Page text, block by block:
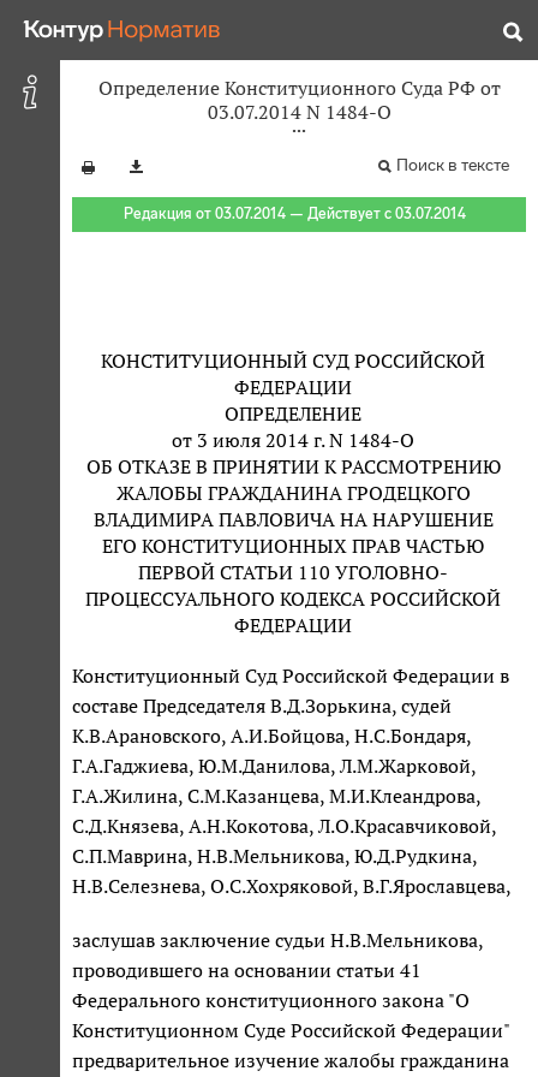
Определение Конституционного Суда РФ от
03.07.2014 N 1484-О
Поиск в тексте
Редакция от 03.07.2014 — Действует с 03.07.2014
КОНСТИТУЦИОННЫЙ СУД РОССИЙСКОЙ
ФЕДЕРАЦИИ
ОПРЕДЕЛЕНИЕ
от 3 июля 2014 г. N 1484-О
ОБ ОТКАЗЕ В ПРИНЯТИИ К РАССМОТРЕНИЮ
ЖАЛОБЫ ГРАЖДАНИНА ГРОДЕЦКОГО
ВЛАДИМИРА ПАВЛОВИЧА НА НАРУШЕНИЕ
ЕГО КОНСТИТУЦИОННЫХ ПРАВ ЧАСТЬЮ
ПЕРВОЙ СТАТЬИ 110 УГОЛОВНО-
ПРОЦЕССУАЛЬНОГО КОДЕКСА РОССИЙСКОЙ
ФЕДЕРАЦИИ
Конституционный Суд Российской Федерации в
составе Председателя В.Д.Зорькина, судей
К.В.Арановского, А.И.Бойцова, Н.С.Бондаря,
Г.А.Гаджиева, Ю.М.Данилова, Л.М.Жарковой,
Г.А.Жилина, С.М.Казанцева, М.И.Клеандрова,
С.Д.Князева, А.Н.Кокотова, Л.О.Красавчиковой,
С.П.Маврина, Н.В.Мельникова, Ю.Д.Рудкина,
Н.В.Селезнева, О.С.Хохряковой, В.Г.Ярославцева,
заслушав заключение судьи Н.В.Мельникова,
проводившего на основании статьи 41
Федерального конституционного закона "О
Конституционном Суде Российской Федерации"
предварительное изучение жалобы гражданина